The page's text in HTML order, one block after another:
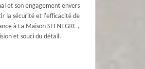
et son engagement envers
la sécurité et l'efficacité de
à La Maison STENEGRE ,
et souci du détail.